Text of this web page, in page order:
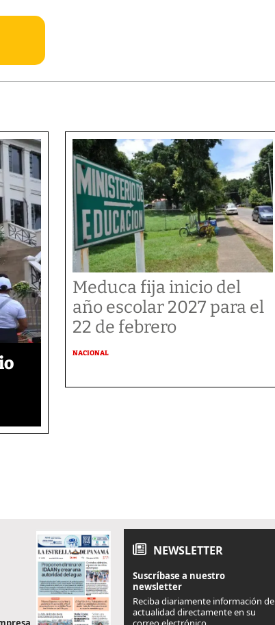
Meduca fija inicio del
año escolar 2027 para el
22 de febrero
NACIONAL
NEWSLETTER
Suscríbase a nuestro
newsletter
Reciba diariamente información de
actualidad directamente en su